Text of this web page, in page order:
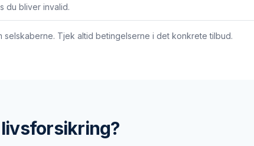
du bliver invalid.
Tjek altid betingelserne i det konkrete tilbud.
livsforsikring?